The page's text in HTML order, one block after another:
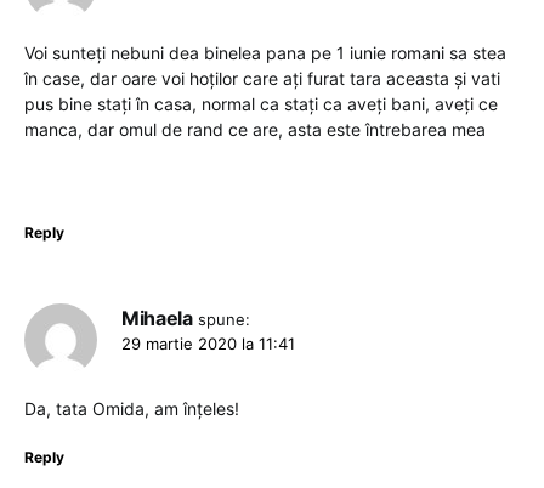
Voi sunteți nebuni dea binelea pana pe 1 iunie romani sa stea
în case, dar oare voi hoților care ați furat tara aceasta și vati
pus bine stați în casa, normal ca stați ca aveți bani, aveți ce
manca, dar omul de rand ce are, asta este întrebarea mea
Reply
Mihaela spune:
29 martie 2020 la 11:41
Da, tata Omida, am înțeles!
Reply